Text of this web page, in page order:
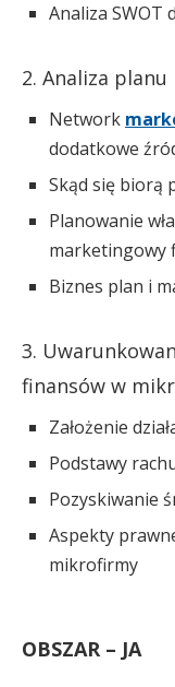
Analiza SWOT
2. Analiza
Network
dodatkowe
Skąd się biorą
Planowanie
marketingowy
Biznes plan i
3.
finansów w
Założenie
Podstawy
Pozyskiwanie
Aspekty
mikrofirmy
OBSZAR – JA